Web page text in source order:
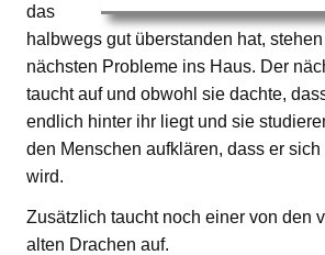
das
halbwegs gut überstanden hat,
nächsten Probleme ins Haus. Der
taucht auf und obwohl sie dachte,
endlich hinter ihr liegt und sie
den Menschen aufklären, dass er
wird.
Zusätzlich taucht noch einer von den
alten Drachen auf.